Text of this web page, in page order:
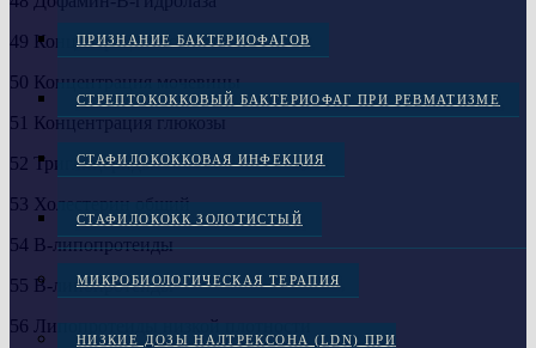
ПРИЗНАНИЕ БАКТЕРИОФАГОВ
СТРЕПТОКОККОВЫЙ БАКТЕРИОФАГ ПРИ РЕВМАТИЗМЕ
СТАФИЛОКОККОВАЯ ИНФЕКЦИЯ
СТАФИЛОКОКК ЗОЛОТИСТЫЙ
МИКРОБИОЛОГИЧЕСКАЯ ТЕРАПИЯ
НИЗКИЕ ДОЗЫ НАЛТРЕКСОНА (LDN) ПРИ
49 Концентрация молочной кислоты
50 Концентрация мочевины
51 Концентрация глюкозы
52 Триглицериды
53 Холестерин общий
54 B-липопротеиды
55 B-липопротеиды
56 Липопротеиды низкой плотности